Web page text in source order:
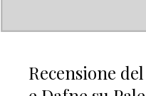
Recensione